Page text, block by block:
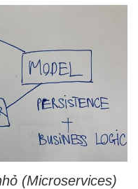
(Microservices)